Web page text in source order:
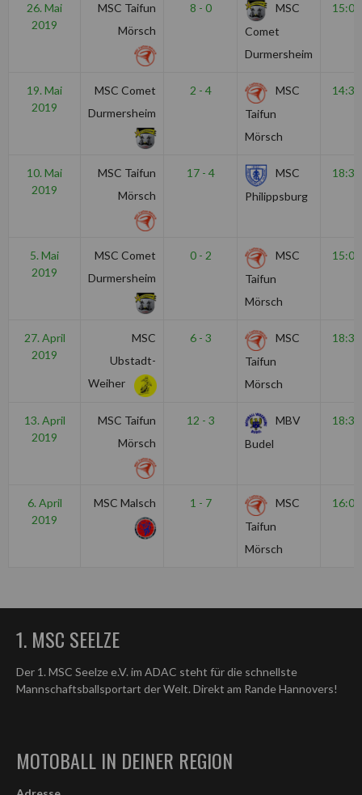
26. Mai
2019
MSC Taifun
Mörsch
8 - 0
MSC
Comet
Durmersheim
15:00
19. Mai
2019
MSC Comet
Durmersheim
2 - 4
MSC
Taifun
Mörsch
14:30
10. Mai
2019
MSC Taifun
Mörsch
17 - 4
MSC
Philippsburg
18:30
5. Mai
2019
MSC Comet
Durmersheim
0 - 2
MSC
Taifun
Mörsch
15:00
27. April
2019
MSC
Ubstadt-
Weiher
6 - 3
MSC
Taifun
Mörsch
18:30
13. April
2019
MSC Taifun
Mörsch
12 - 3
MBV
Budel
18:30
6. April
2019
MSC Malsch 1 - 7
MSC
Taifun
Mörsch
16:00
1. MSC SEELZE
Der 1. MSC Seelze e.V. im ADAC steht für die schnellste
Mannschaftsballsportart der Welt. Direkt am Rande Hannovers!
MOTOBALL IN DEINER REGION